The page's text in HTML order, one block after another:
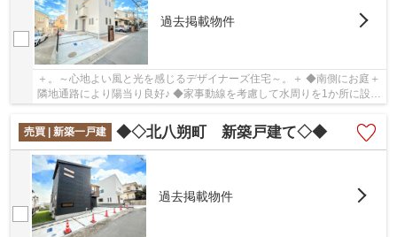
過去掲載物件
＋。～心地よい風と光を感じるデザイナーズ住宅～。＋ ◆南側にお庭＋
隣地通路により陽当り良好♪ ◆家事動線を考慮して水周りを1か所に設計
♪ ◆駅までフラットアプローチ♪
売買 | 新築一戸建
◆◇北八朔町 新築戸建て◇◆
過去掲載物件